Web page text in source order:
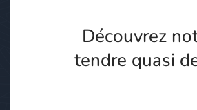
Découvrez
tendre quasi